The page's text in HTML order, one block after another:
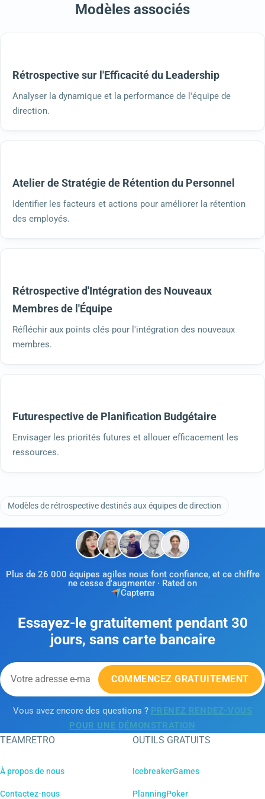
Modèles associés
Rétrospective sur l'Efficacité du Leadership
Analyser la dynamique et la performance de l'équipe de
direction.
Atelier de Stratégie de Rétention du Personnel
Identifier les facteurs et actions pour améliorer la rétention
des employés.
Rétrospective d'Intégration des Nouveaux
Membres de l'Équipe
Réfléchir aux points clés pour l'intégration des nouveaux
membres.
Futurespective de Planification Budgétaire
Envisager les priorités futures et allouer efficacement les
ressources.
Modèles de rétrospective destinés aux équipes de direction
Plus de 26 000 équipes agiles nous font confiance, et ce chiffre
ne cesse d'augmenter · Rated on
Capterra
Essayez-le gratuitement pendant 30
jours, sans carte bancaire
COMMENCEZ GRATUITEMENT
Vous avez encore des questions ? PRENEZ RENDEZ-VOUS
POUR UNE DÉMONSTRATION
TEAMRETRO
À propos de nous
Contactez-nous
OUTILS GRATUITS
IcebreakerGames
PlanningPoker